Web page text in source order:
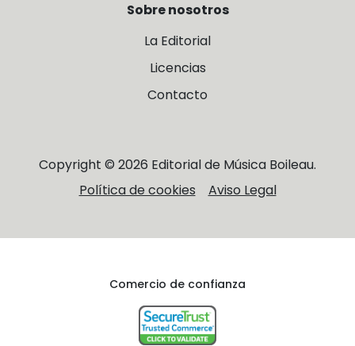
Sobre nosotros
La Editorial
Licencias
Contacto
Copyright © 2026 Editorial de Música Boileau.
Política de cookies
Aviso Legal
Comercio de confianza